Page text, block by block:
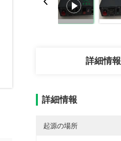
詳細情報
詳細情報
起源の場所